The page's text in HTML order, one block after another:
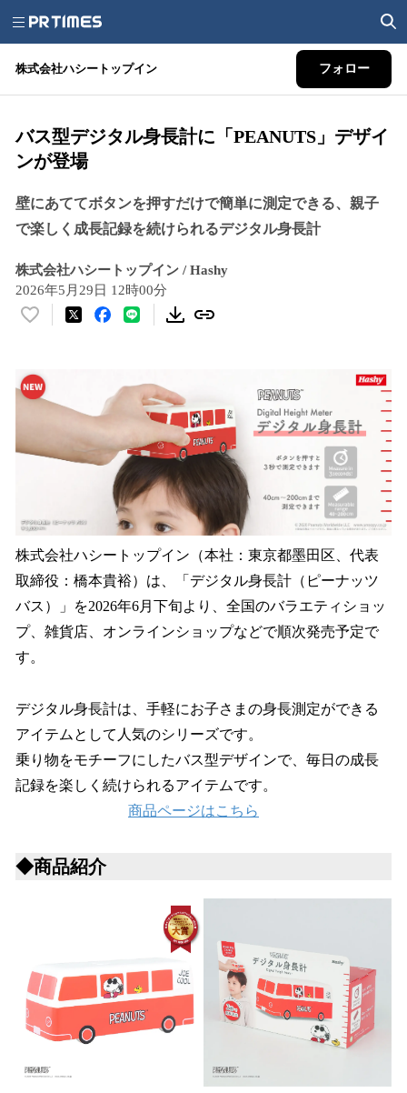
株式会社ハシートップイン フォロー
バス型デジタル身長計に「PEANUTS」デザイ
ンが登場
壁にあててボタンを押すだけで簡単に測定できる、親子
で楽しく成長記録を続けられるデジタル身長計
株式会社ハシートップイン / Hashy
2026年5月29日 12時00分
い
！
数
み
で
す
株式会社ハシートップイン（本社：東京都墨田区、代表
取締役：橋本貴裕）は、「デジタル身長計（ピーナッツ
バス）」を2026年6月下旬より、全国のバラエティショッ
プ、雑貨店、オンラインショップなどで順次発売予定で
す。
デジタル身長計は、手軽にお子さまの身長測定ができる
アイテムとして人気のシリーズです。
乗り物をモチーフにしたバス型デザインで、毎日の成長
記録を楽しく続けられるアイテムです。
商品ページはこちら
◆商品紹介